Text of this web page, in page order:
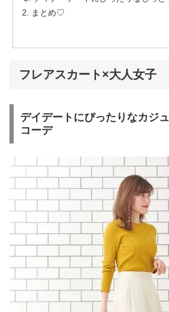
まとめ♡
フレアスカート×大人女子
デイデートにぴったりなカジ
コーデ